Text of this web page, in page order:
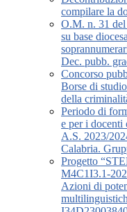
compilare la
O.M. n. 31
su base
Dec. pubb.
Concorso
Borse di
della
Periodo di
e per i docenti
A.S. 2023/
Calabria.
Progetto
M4C1I3.1-
Azioni di